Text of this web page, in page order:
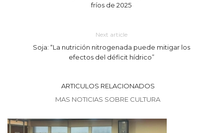
fríos de 2025
Next article
Soja: “La nutrición nitrogenada puede mitigar los
efectos del déficit hídrico”
ARTICULOS RELACIONADOS
MAS NOTICIAS SOBRE CULTURA